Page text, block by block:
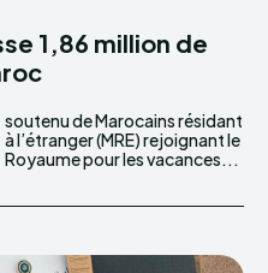
1,86 million de
Royaume pour les vacances...